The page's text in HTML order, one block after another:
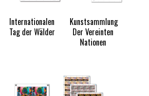
Internationalen
Tag der Wälder
Kunstsammlung
Der Vereinten
Nationen